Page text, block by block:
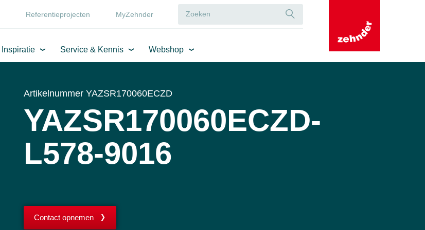
Referentieprojecten MyZehnder
Inspiratie Service & Kennis Webshop
Artikelnummer YAZSR170060ECZD
YAZSR170060ECZD-
L578-9016
Contact opnemen